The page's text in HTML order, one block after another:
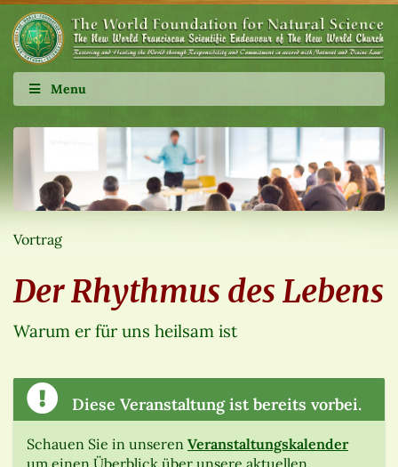
Menu
Vortrag
Der Rhythmus des Lebens
Warum er für uns heilsam ist
Diese Veranstaltung ist bereits vorbei.
Schauen Sie in unseren Veranstaltungskalender